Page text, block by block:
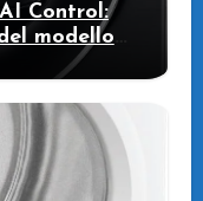
Control:
modello